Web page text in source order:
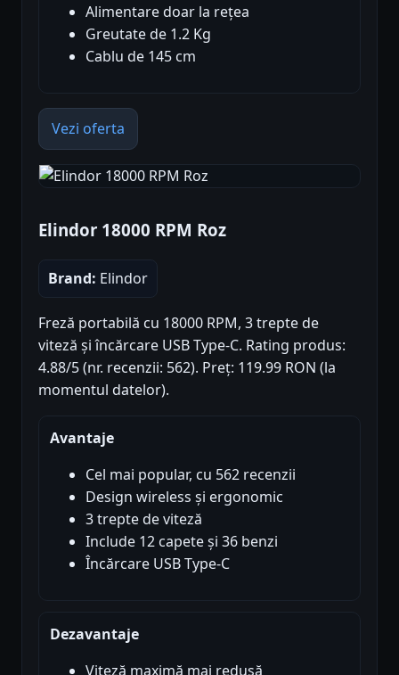
Alimentare doar la rețea
Greutate de 1.2 Kg
Cablu de 145 cm
Vezi oferta
Elindor 18000 RPM Roz
Brand: Elindor
Freză portabilă cu 18000 RPM, 3 trepte de
viteză și încărcare USB Type-C. Rating produs:
4.88/5 (nr. recenzii: 562). Preț: 119.99 RON (la
momentul datelor).
Avantaje
Cel mai popular, cu 562 recenzii
Design wireless și ergonomic
3 trepte de viteză
Include 12 capete și 36 benzi
Încărcare USB Type-C
Dezavantaje
Viteză maximă mai redusă